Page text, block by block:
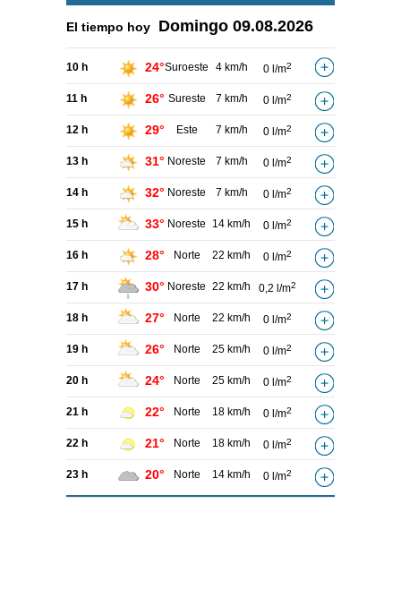
El tiempo hoy Domingo 09.08.2026
10 h 24°Suroeste 4 km/h 0 l/m2
11 h 26° Sureste 7 km/h 0 l/m2
12 h 29° Este 7 km/h 0 l/m2
13 h 31° Noreste 7 km/h 0 l/m2
14 h 32° Noreste 7 km/h 0 l/m2
15 h 33° Noreste 14 km/h 0 l/m2
16 h 28° Norte 22 km/h 0 l/m2
17 h 30° Noreste 22 km/h 0,2 l/m2
18 h 27° Norte 22 km/h 0 l/m2
19 h 26° Norte 25 km/h 0 l/m2
20 h 24° Norte 25 km/h 0 l/m2
21 h 22° Norte 18 km/h 0 l/m2
22 h 21° Norte 18 km/h 0 l/m2
23 h 20° Norte 14 km/h 0 l/m2